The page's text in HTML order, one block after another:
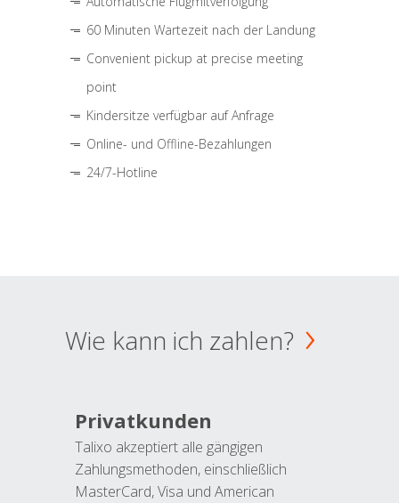
60 Minuten Wartezeit nach der Landung
Convenient pickup at precise meeting
point
Kindersitze verfügbar auf Anfrage
Online- und Offline-Bezahlungen
24/7-Hotline
Wie kann ich zahlen?
Privatkunden
Talixo akzeptiert alle gängigen
Zahlungsmethoden, einschließlich
MasterCard, Visa und American